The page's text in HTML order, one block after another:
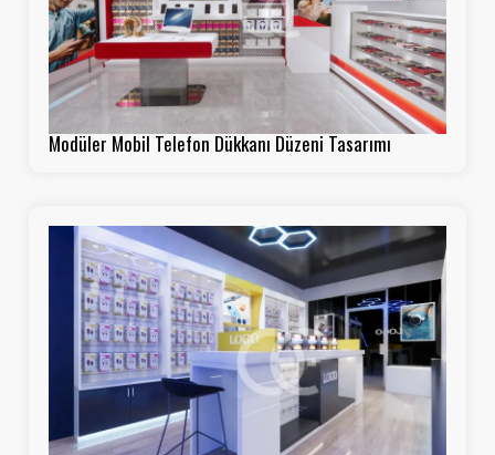
Modüler Mobil Telefon Dükkanı Düzeni Tasarımı